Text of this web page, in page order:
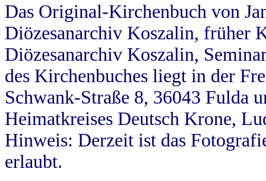
Das Original-Kirchenbuch von
Diözesanarchiv Koszalin, früher
Diözesanarchiv Koszalin,
des Kirchenbuches liegt in der
Schwank-Straße 8, 36043 Fulda
Heimatkreises Deutsch Krone,
Hinweis: Derzeit ist das
erlaubt.